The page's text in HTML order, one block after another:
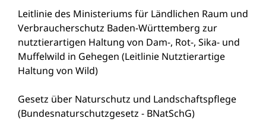
Leitlinie des Ministeriums für Ländlichen Raum und
Verbraucherschutz Baden-Württemberg zur
nutztierartigen Haltung von Dam-, Rot-, Sika- und
Muffelwild in Gehegen (Leitlinie Nutztierartige
Haltung von Wild)
Gesetz über Naturschutz und Landschaftspflege
(Bundesnaturschutzgesetz - BNatSchG)